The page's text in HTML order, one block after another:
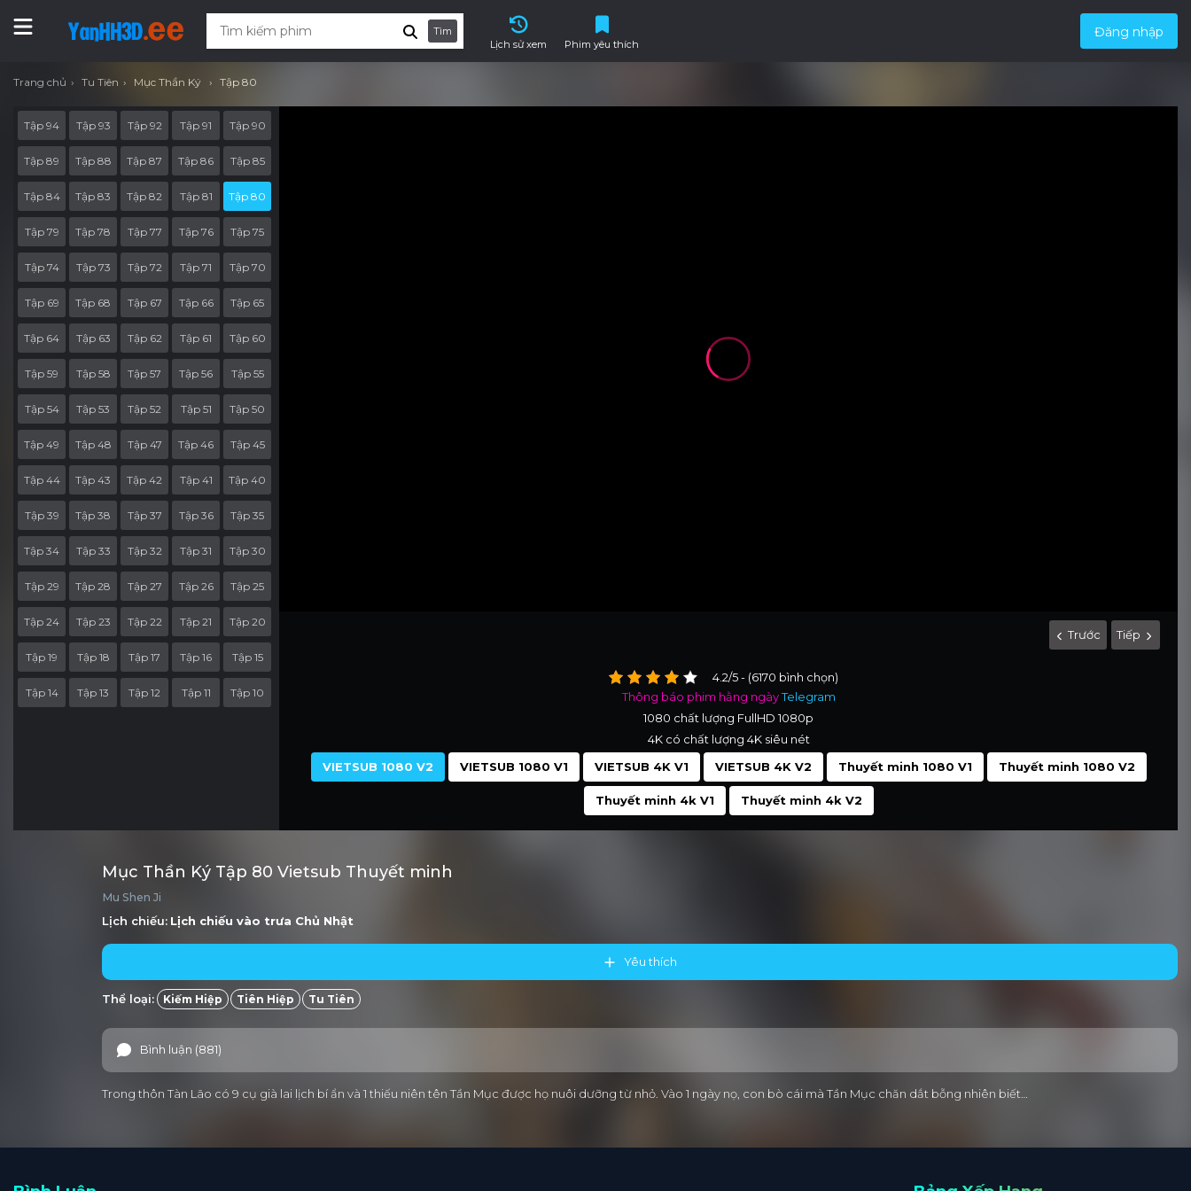
Tìm
Lịch sử xem
Phim yêu thích
Đăng nhập
Trang chủ Tu Tiên Mục Thần Ký Tập 80
Trước Tiếp
4.2/5 - (6170 bình chọn)
Thông báo phim hằng ngàyTelegram
1080 chất lượng FullHD 1080p
4K có chất lượng 4K siêu nét
VIETSUB 1080 V2
VIETSUB 1080 V1 VIETSUB 4K V1 VIETSUB 4K V2 Thuyết minh 1080 V1 Thuyết minh 1080 V2
Thuyết minh 4k V1 Thuyết minh 4k V2
Tập 94 Tập 93 Tập 92 Tập 91 Tập 90
Tập 89 Tập 88 Tập 87 Tập 86 Tập 85
Tập 84 Tập 83 Tập 82 Tập 81 Tập 80
Tập 79 Tập 78 Tập 77 Tập 76 Tập 75
Tập 74 Tập 73 Tập 72 Tập 71 Tập 70
Tập 69 Tập 68 Tập 67 Tập 66 Tập 65
Tập 64 Tập 63 Tập 62 Tập 61 Tập 60
Tập 59 Tập 58 Tập 57 Tập 56 Tập 55
Tập 54 Tập 53 Tập 52 Tập 51 Tập 50
Tập 49 Tập 48 Tập 47 Tập 46 Tập 45
Tập 44 Tập 43 Tập 42 Tập 41 Tập 40
Tập 39 Tập 38 Tập 37 Tập 36 Tập 35
Tập 34 Tập 33 Tập 32 Tập 31 Tập 30
Tập 29 Tập 28 Tập 27 Tập 26 Tập 25
Tập 24 Tập 23 Tập 22 Tập 21 Tập 20
Tập 19 Tập 18 Tập 17 Tập 16 Tập 15
Tập 14 Tập 13 Tập 12 Tập 11 Tập 10
Mục Thần Ký Tập 80 Vietsub Thuyết minh
Mu Shen Ji
Lịch chiếu: Lịch chiếu vào trưa Chủ Nhật
Yêu thích
Thể loại: Kiếm Hiệp Tiên Hiệp Tu Tiên
Bình luận (881)
Trong thôn Tàn Lão có 9 cụ già lai lịch bí ẩn và 1 thiếu niên tên Tần Mục được họ nuôi dưỡng từ nhỏ. Vào 1 ngày nọ, con bò cái mà Tần Mục chăn dắt bỗng nhiên biết…